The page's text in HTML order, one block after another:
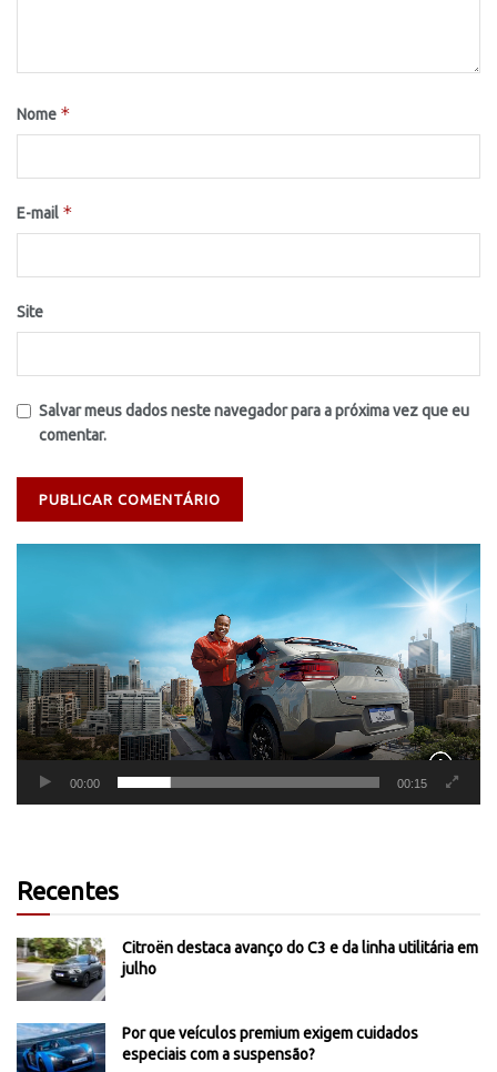
Nome *
E-mail *
Site
Salvar meus dados neste navegador para a próxima vez que eu
comentar.
00:00 00:15
Recentes
Citroën destaca avanço do C3 e da linha utilitária em
julho
Por que veículos premium exigem cuidados
especiais com a suspensão?